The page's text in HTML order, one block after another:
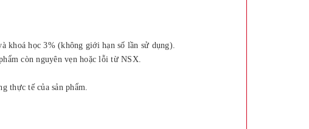
khoá học 3% (không giới hạn số lần sử dụng).
còn nguyên vẹn hoặc lỗi từ NSX.
thực tế của sản phẩm.